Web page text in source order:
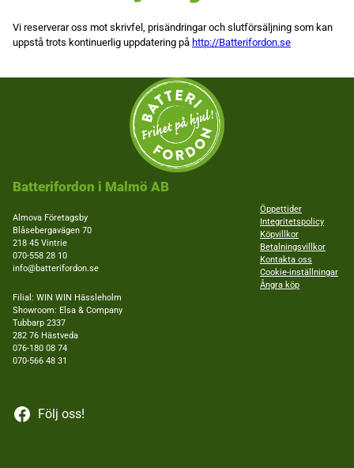
Vi reserverar oss mot skrivfel, prisändringar och slutförsäljning som kan
uppstå trots kontinuerlig uppdatering på http://Batterifordon.se
Batterifordon i Malmö AB
Almova Företagsby
Blåsebergavägen 70
218 45 Vintrie
070-558 28 10
info@batterifordon.se
Filial: WIN WIN Hässleholm
Showroom: Elsa & Company
Tubbarp 2337
282 76 Hästveda
076-180 08 74
070-566 48 31
Följ oss!
Öppettider
Integritetspolicy
Köpvillkor
Betalningsvillkor
Kontakta oss
Cookie-inställningar
Ångra köp